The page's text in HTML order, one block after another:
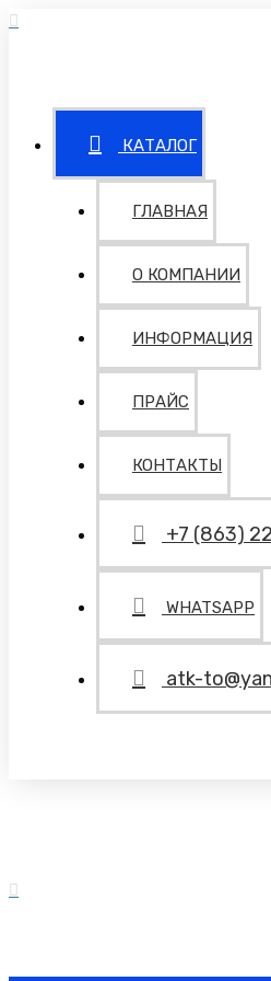
КАТАЛОГ
ГЛАВНАЯ
О КОМПАНИИ
ИНФОРМАЦИЯ
ПРАЙС
КОНТАКТЫ
+7 (863)
WHATSAPP
atk-